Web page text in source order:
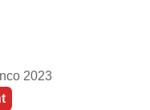
2023